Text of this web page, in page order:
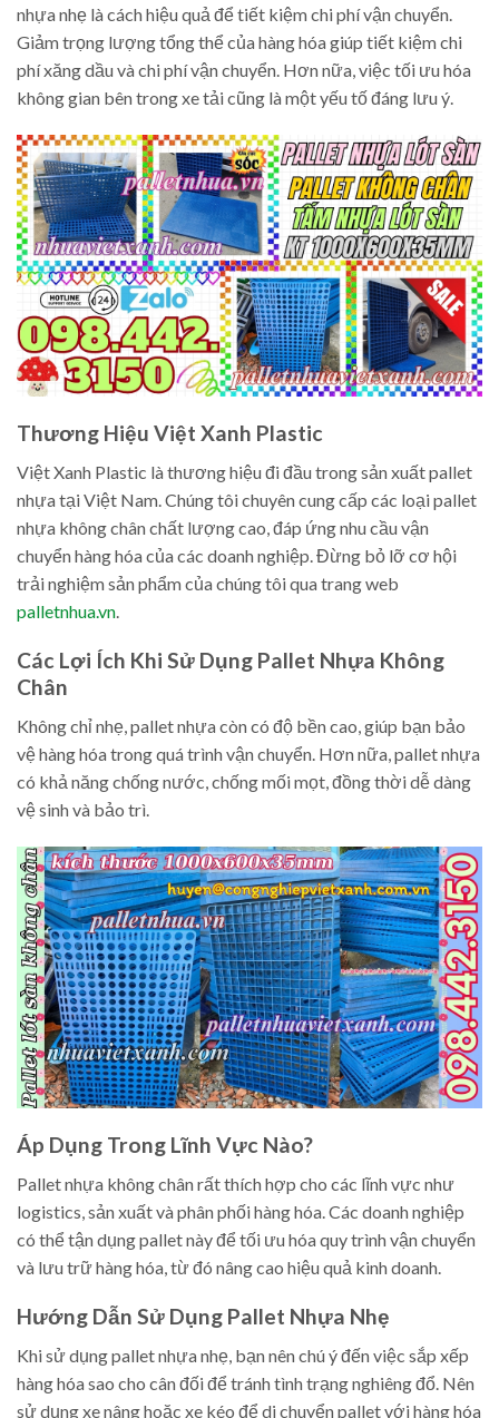
nhựa nhẹ là cách hiệu quả để tiết kiệm chi phí vận chuyển.
Giảm trọng lượng tổng thể của hàng hóa giúp tiết kiệm chi
phí xăng dầu và chi phí vận chuyển. Hơn nữa, việc tối ưu hóa
không gian bên trong xe tải cũng là một yếu tố đáng lưu ý.
Thương Hiệu Việt Xanh Plastic
Việt Xanh Plastic là thương hiệu đi đầu trong sản xuất pallet
nhựa tại Việt Nam. Chúng tôi chuyên cung cấp các loại pallet
nhựa không chân chất lượng cao, đáp ứng nhu cầu vận
chuyển hàng hóa của các doanh nghiệp. Đừng bỏ lỡ cơ hội
trải nghiệm sản phẩm của chúng tôi qua trang web
palletnhua.vn
Các Lợi Ích Khi Sử Dụng Pallet Nhựa Không
Chân
Không chỉ nhẹ, pallet nhựa còn có độ bền cao, giúp bạn bảo
vệ hàng hóa trong quá trình vận chuyển. Hơn nữa, pallet nhựa
có khả năng chống nước, chống mối mọt, đồng thời dễ dàng
vệ sinh và bảo trì.
Áp Dụng Trong Lĩnh Vực Nào?
Pallet nhựa không chân rất thích hợp cho các lĩnh vực như
logistics, sản xuất và phân phối hàng hóa. Các doanh nghiệp
có thể tận dụng pallet này để tối ưu hóa quy trình vận chuyển
và lưu trữ hàng hóa, từ đó nâng cao hiệu quả kinh doanh.
Hướng Dẫn Sử Dụng Pallet Nhựa Nhẹ
Khi sử dụng pallet nhựa nhẹ, bạn nên chú ý đến việc sắp xếp
hàng hóa sao cho cân đối để tránh tình trạng nghiêng đổ. Nên
sử dụng xe nâng hoặc xe kéo để di chuyển pallet với hàng hóa